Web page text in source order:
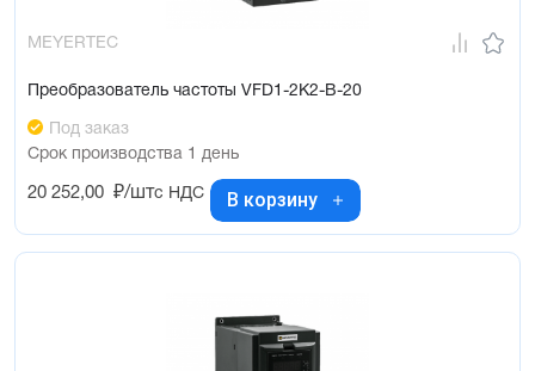
MEYERTEC
Преобразователь частоты VFD1-2K2-B-20
Под заказ
Срок производства 1 день
20 252,00 ₽/штс НДС В корзину